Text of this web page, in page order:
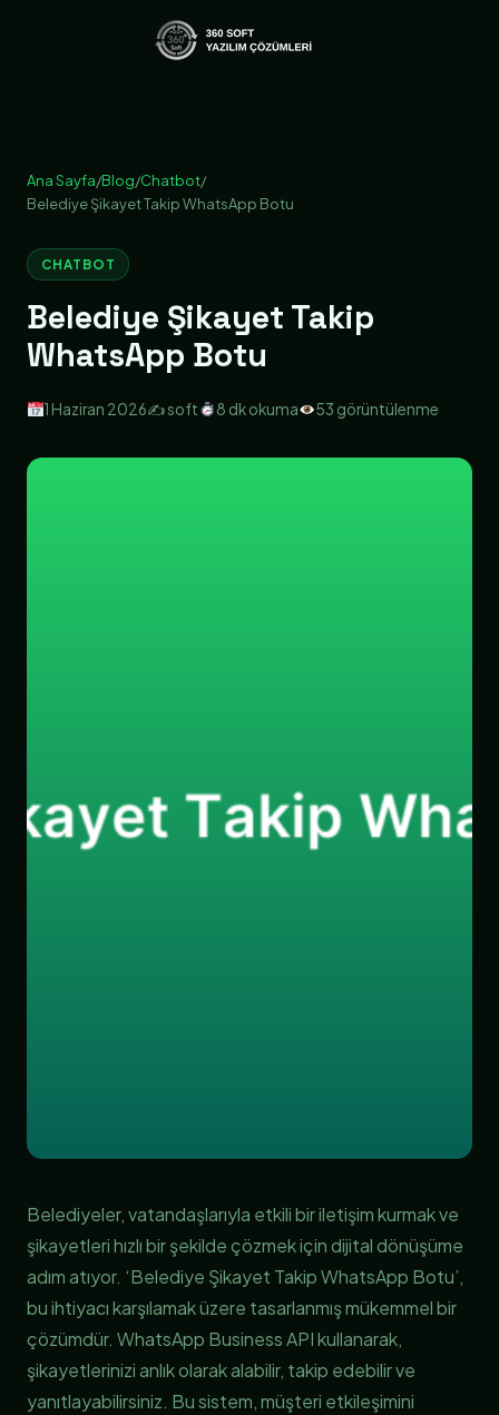
Ana Sayfa/Blog/Chatbot/
Belediye Şikayet Takip WhatsApp Botu
CHATBOT
Belediye Şikayet Takip
WhatsApp Botu
1 Haziran 2026✍️ soft 8 dk okuma 53 görüntülenme
Belediyeler, vatandaşlarıyla etkili bir iletişim kurmak ve
şikayetleri hızlı bir şekilde çözmek için dijital dönüşüme
adım atıyor. ‘Belediye Şikayet Takip WhatsApp Botu’,
bu ihtiyacı karşılamak üzere tasarlanmış mükemmel bir
çözümdür. WhatsApp Business API kullanarak,
şikayetlerinizi anlık olarak alabilir, takip edebilir ve
yanıtlayabilirsiniz. Bu sistem, müşteri etkileşimini